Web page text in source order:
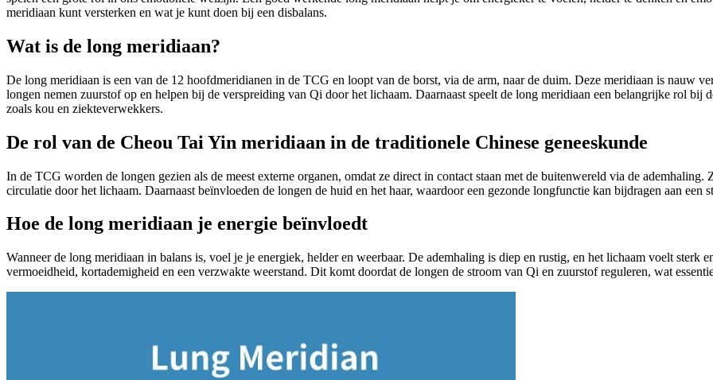
meridiaan kunt versterken en wat je kunt doen bij een disbalans.
Wat is de long meridiaan?
De long meridiaan is een van de 12 hoofdmeridianen in de TCG en loopt van de borst, via de arm, naar de duim. Deze meridiaan is nauw
longen nemen zuurstof op en helpen bij de verspreiding van Qi door het lichaam. Daarnaast speelt de long meridiaan een belangrijke rol bij
zoals kou en ziekteverwekkers.
De rol van de Cheou Tai Yin meridiaan in de traditionele Chinese geneeskunde
In de TCG worden de longen gezien als de meest externe organen, omdat ze direct in contact staan met de buitenwereld via de
circulatie door het lichaam. Daarnaast beïnvloeden de longen de huid en het haar, waardoor een gezonde longfunctie kan bijdragen aan een
Hoe de long meridiaan je energie beïnvloedt
Wanneer de long meridiaan in balans is, voel je je energiek, helder en weerbaar. De ademhaling is diep en rustig, en het lichaam voelt sterk
vermoeidheid, kortademigheid en een verzwakte weerstand. Dit komt doordat de longen de stroom van Qi en zuurstof reguleren, wat